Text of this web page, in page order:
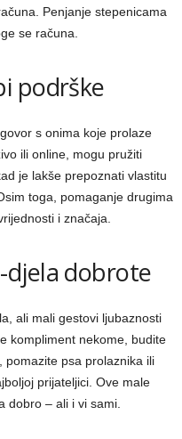
Penjanje stepenicama
se računa.
podrške
s onima koje prolaze
ili online, mogu pružiti
je lakše prepoznati vlastitu
toga, pomaganje drugima
i značaja.
djela dobrote
ali mali gestovi ljubaznosti
kompliment nekome, budite
pomazite psa prolaznika ili
prijateljici. Ove male
dobro – ali i vi sami.